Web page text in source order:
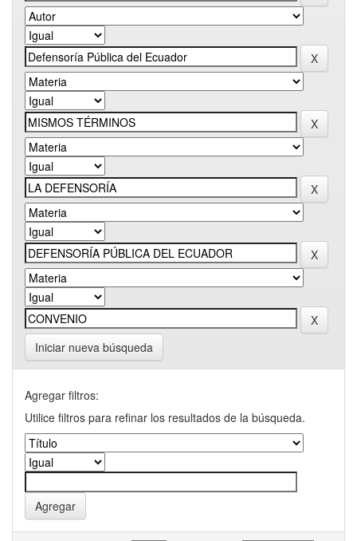
Iniciar nueva búsqueda
Agregar filtros:
Utilice filtros para refinar los resultados de la búsqueda.